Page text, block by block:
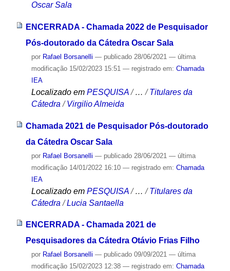
Oscar Sala
ENCERRADA - Chamada 2022 de Pesquisador
Pós-doutorado da Cátedra Oscar Sala
por Rafael Borsanelli — publicado28/06/2021 — última
modificação15/02/2023 15:51 — registrado em: Chamada
IEA
Localizado em PESQUISA /…/Titulares da
Cátedra /Virgilio Almeida
Chamada 2021 de Pesquisador Pós-doutorado
da Cátedra Oscar Sala
por Rafael Borsanelli — publicado28/06/2021 — última
modificação14/01/2022 16:10 — registrado em: Chamada
IEA
Localizado em PESQUISA /…/Titulares da
Cátedra /Lucia Santaella
ENCERRADA - Chamada 2021 de
Pesquisadores da Cátedra Otávio Frias Filho
por Rafael Borsanelli — publicado09/09/2021 — última
modificação15/02/2023 12:38 — registrado em: Chamada